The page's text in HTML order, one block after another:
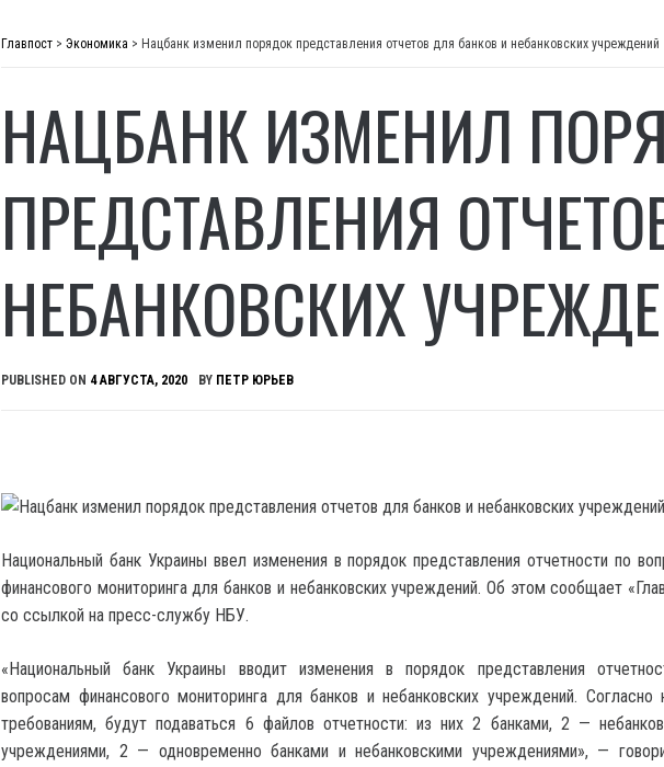
Главпост > Экономика > Нацбанк изменил порядок представления отчетов для банков и небанковских учреждений
НАЦБАНК ИЗМЕНИЛ
ПРЕДСТАВЛЕНИЯ
НЕБАНКОВСКИХ
PUBLISHED ON 4 АВГУСТА, 2020 BY ПЕТР ЮРЬЕВ
Национальный банк Украины ввел изменения в порядок представления отчетности по
финансового мониторинга для банков и небанковских учреждений. Об этом сообщает
со ссылкой на пресс-службу НБУ.
«Национальный банк Украины вводит изменения в порядок представления
вопросам финансового мониторинга для банков и небанковских учреждений. Согласно
требованиям, будут подаваться 6 файлов отчетности: из них 2 банками, 2 —
учреждениями, 2 — одновременно банками и небанковскими учреждениями», —